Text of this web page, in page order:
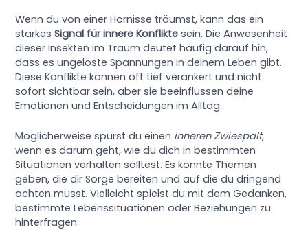
Wenn du von einer Hornisse träumst, kann das ein
starkesSignal für innere Konflikte sein. Die Anwesenheit
dieser Insekten im Traum deutet häufig darauf hin,
dass es ungelöste Spannungen in deinem Leben gibt.
Diese Konflikte können oft tief verankert und nicht
sofort sichtbar sein, aber sie beeinflussen deine
Emotionen und Entscheidungen im Alltag.
Möglicherweise spürst du einen inneren Zwiespalt,
wenn es darum geht, wie du dich in bestimmten
Situationen verhalten solltest. Es könnte Themen
geben, die dir Sorge bereiten und auf die du dringend
achten musst. Vielleicht spielst du mit dem Gedanken,
bestimmte Lebenssituationen oder Beziehungen zu
hinterfragen.